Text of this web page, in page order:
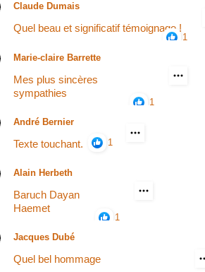
Claude Dumais
Quel beau et significatif témoignage !
1
Marie-claire Barrette
Mes plus sincères
sympathies
1
André Bernier
Texte touchant. 1
Alain Herbeth
Baruch Dayan
Haemet
1
Jacques Dubé
Quel bel hommage